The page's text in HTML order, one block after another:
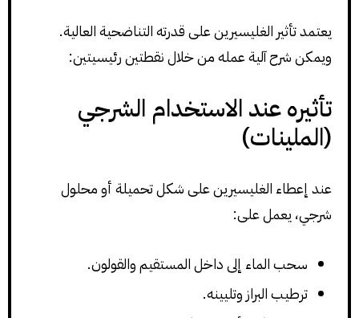
يعتمد تأثير الغليسيرين على قدرته التناضحية العالية.
ويمكن شرح آلية عمله من خلال نقطتين رئيسيتين:
تأثيره عند الاستخدام الشرجي
(الملينات)
عند إعطاء الغليسيرين على شكل تحميلة أو محلول
شرجي، يعمل على:
سحب الماء إلى داخل المستقيم والقولون.
ترطيب البراز وتليينه.